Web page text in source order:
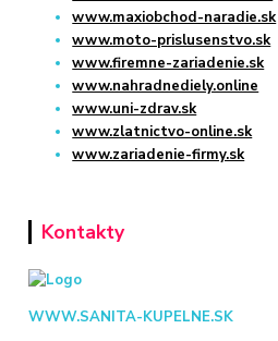
www.maxiobchod-naradie.sk
www.moto-prislusenstvo.sk
www.firemne-zariadenie.sk
www.nahradnediely.online
www.uni-zdrav.sk
www.zlatnictvo-online.sk
www.zariadenie-firmy.sk
Kontakty
WWW.SANITA-KUPELNE.SK